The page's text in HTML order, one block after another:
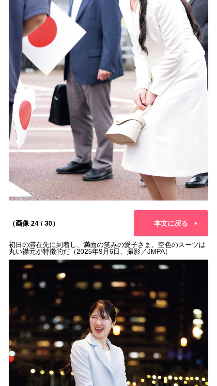
（画像 24 / 30） 本文に戻る
初日の滞在先に到着し、満面の笑みの愛子さま。空色のスーツは
丸い襟元が特徴的だ（2025年9月6日、撮影／JMPA）